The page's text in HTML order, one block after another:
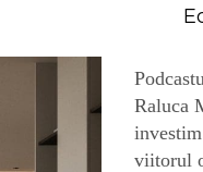
Raluca
viitorul